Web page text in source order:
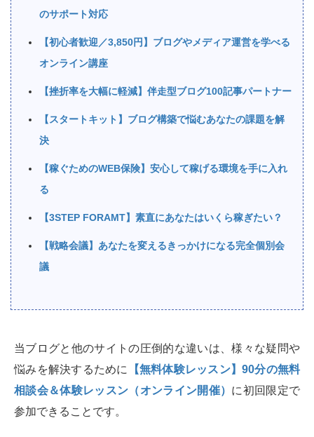
のサポート対応
【初心者歓迎／3,850円】ブログやメディア運営を学べる
オンライン講座
【挫折率を大幅に軽減】伴走型ブログ100記事パートナー
【スタートキット】ブログ構築で悩むあなたの課題を解
決
【稼ぐためのWEB保険】安心して稼げる環境を手に入れ
る
【3STEP FORAMT】素直にあなたはいくら稼ぎたい？
【戦略会議】あなたを変えるきっかけになる完全個別会
議
当ブログと他のサイトの圧倒的な違いは、様々な疑問や
悩みを解決するために
【無料体験レッスン】90分の無料
相談会＆体験レッスン（オンライン開催） に初回限定で
参加できることです。